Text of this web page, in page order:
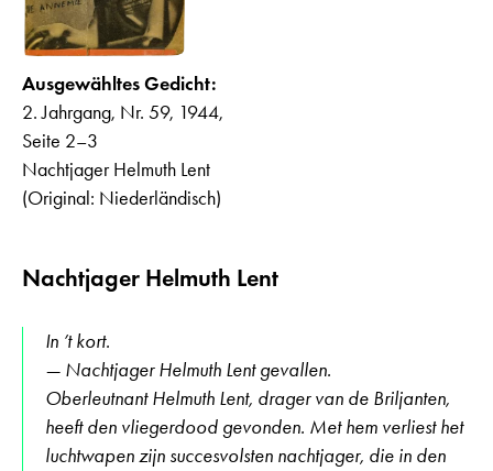
Ausgewähltes Gedicht:
2. Jahrgang, Nr. 59, 1944,
Seite 2–3
Nachtjager Helmuth Lent
(Original: Niederländisch)
Nachtjager Helmuth Lent
In ’t kort.
— Nachtjager Helmuth Lent gevallen.
Oberleutnant Helmuth Lent, drager van de Briljanten,
heeft den vliegerdood gevonden. Met hem verliest het
luchtwapen zijn succesvolsten nachtjager, die in den